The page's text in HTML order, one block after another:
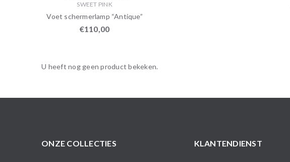
SWEET PINK
Voet schermerlamp “Antique”
€110,00
U heeft nog geen product bekeken.
ONZE COLLECTIES KLANTENDIENST